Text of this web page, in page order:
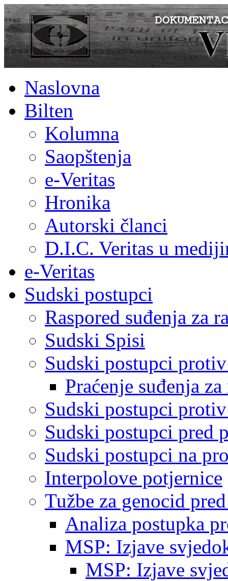
Naslovna
Bilten
Kolumna
Saopštenja
e-Veritas
Hronika
Autorski članci
D.I.C. Veritas u
e-Veritas
Sudski postupci
Raspored suđenja za
Sudski Spisi
Sudski postupci
Praćenje suđenja
Sudski postupci
Sudski postupci pred
Sudski postupci na
Interpolove potjernice
Tužbe za genocid
Analiza postupka
MSP: Izjave
MSP: Izjave